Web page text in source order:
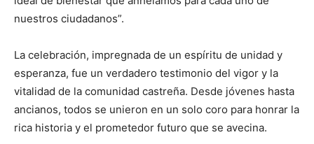
nuestros ciudadanos”.
La celebración, impregnada de un espíritu de unidad y
esperanza, fue un verdadero testimonio del vigor y la
vitalidad de la comunidad castreña. Desde jóvenes hasta
ancianos, todos se unieron en un solo coro para honrar la
rica historia y el prometedor futuro que se avecina.